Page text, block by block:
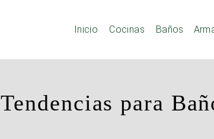
Inicio Cocinas Baños
Tendencias para